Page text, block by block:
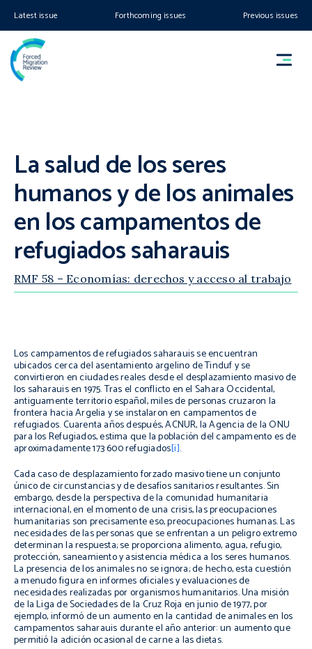
Latest issue Forthcoming issues Previous issues
La salud de los seres
humanos y de los animales
en los campamentos de
refugiados saharauis
RMF 58 – Economías: derechos y acceso al trabajo
Los campamentos de refugiados saharauis se encuentran
ubicados cerca del asentamiento argelino de Tinduf y se
convirtieron en ciudades reales desde el desplazamiento masivo de
los saharauis en 1975. Tras el conflicto en el SaharaOccidental,
antiguamente territorioespañol, miles de personas cruzaron la
frontera hacia Argelia y se instalaron en campamentos de
refugiados. Cuarenta años después, ACNUR, la Agencia de la ONU
para los Refugiados, estima que la población del campamento es de
aproximadamente 173 600 refugiados[i].
Cada caso de desplazamiento forzado masivo tiene un conjunto
único de circunstancias y de desafíos sanitarios resultantes. Sin
embargo, desde la perspectiva de la comunidad humanitaria
internacional, en el momento de una crisis, las preocupaciones
humanitarias son precisamente eso, preocupaciones humanas. Las
necesidades de las personas que se enfrentan a un peligro extremo
determinan la respuesta; se proporciona alimento, agua, refugio,
protección, saneamiento y asistencia médica a los seres humanos.
La presencia de los animales no se ignora; de hecho, esta cuestión
a menudo figura en informes oficiales y evaluaciones de
necesidades realizadas por organismos humanitarios. Una misión
de la Liga de Sociedades de la Cruz Roja en junio de 1977, por
ejemplo, informó de un aumento en la cantidad de animales en los
campamentos saharauis durante el año anterior: un aumento que
permitió la adición ocasional de carne a las dietas.